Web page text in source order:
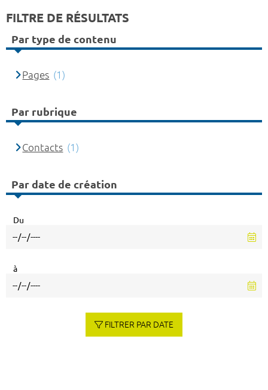
FILTRE DE RÉSULTATS
Par type de contenu
Pages (1)
Par rubrique
Contacts (1)
Par date de création
Du
à
FILTRER PAR DATE